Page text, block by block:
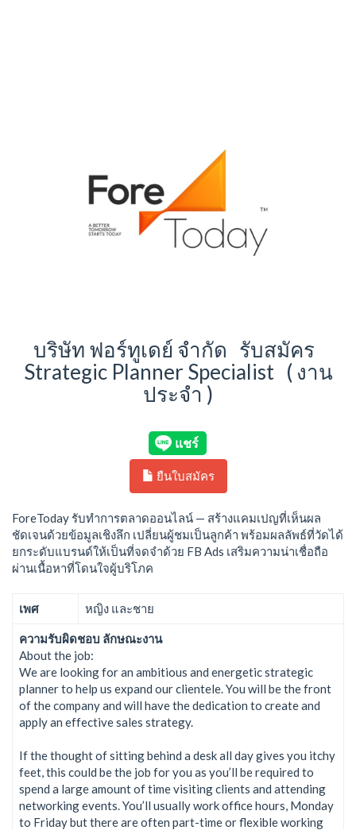
บริษัท ฟอร์ทูเดย์ จำกัด รับสมัคร
Strategic Planner Specialist ( งาน
ประจำ )
ยืนใบสมัคร
ForeToday รับทำการตลาดออนไลน์ — สร้างแคมเปญที่เห็นผล
ชัดเจนด้วยข้อมูลเชิงลึก เปลี่ยนผู้ชมเป็นลูกค้า พร้อมผลลัพธ์ที่วัดได้
ยกระดับแบรนด์ให้เป็นที่จดจำด้วย FB Ads เสริมความน่าเชื่อถือ
ผ่านเนื้อหาที่โดนใจผู้บริโภค
เพศ หญิง และชาย
ความรับผิดชอบ ลักษณะงาน
About the job:
We are looking for an ambitious and energetic strategic
planner to help us expand our clientele. You will be the front
of the company and will have the dedication to create and
apply an effective sales strategy.
If the thought of sitting behind a desk all day gives you itchy
feet, this could be the job for you as you’ll be required to
spend a large amount of time visiting clients and attending
networking events. You’ll usually work office hours, Monday
to Friday but there are often part-time or flexible working